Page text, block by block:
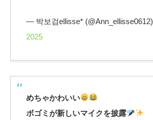
— 박보검ellisse* (@Ann_ellisse0612)
2025
めちゃかわいい
ボゴミが新しいマイクを披露